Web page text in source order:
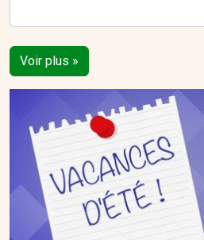
Voir plus »